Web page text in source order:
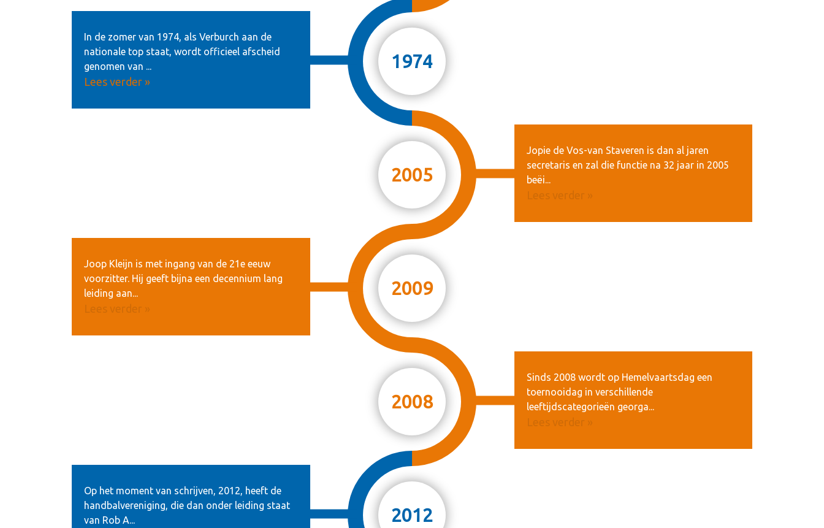
1974
In de zomer van 1974, als Verburch aan de
nationale top staat, wordt officieel afscheid
genomen van ...
Lees verder »
2005
Jopie de Vos-van Staveren is dan al jaren
secretaris en zal die functie na 32 jaar in 2005
beëi...
Lees verder »
2009
Joop Kleijn is met ingang van de 21e eeuw
voorzitter. Hij geeft bijna een decennium lang
leiding aan...
Lees verder »
2008
Sinds 2008 wordt op Hemelvaartsdag een
toernooidag in verschillende
leeftijdscategorieën georga...
Lees verder »
2012
Op het moment van schrijven, 2012, heeft de
handbalvereniging, die dan onder leiding staat
van Rob A...